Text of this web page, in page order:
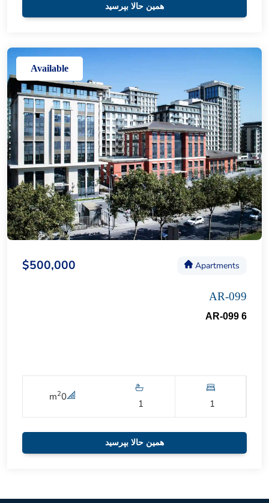
همین حالا بپرسید
Available
Apartments
$500,000
AR-099
AR-099 6
1
1
0
m2
همین حالا بپرسید